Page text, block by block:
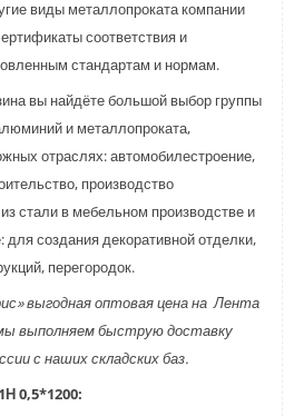
виды металлопроката компании
соответствия и
стандартам и нормам.
вы найдёте большой выбор группы
и металлопроката,
отраслях: автомобилестроение,
производство
стали в мебельном производстве и
создания декоративной отделки,
перегородок.
выгодная оптовая цена на Лента
выполняем быструю доставку
с наших складских баз.
0,5*1200: